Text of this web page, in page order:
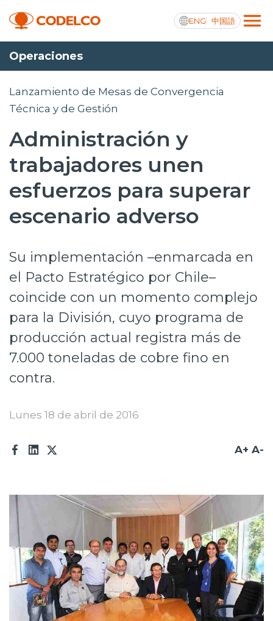
ENG 中国語
Transparencia activa
Nosotros
Operaciones
Proyectos
Sustentabilidad
Inversionistas
Prensa
Trabaja en Codelco
Transparencia activa
Canales de denuncia
Acceso trabajadores/as
Operaciones
Lanzamiento de Mesas de Convergencia
Técnica y de Gestión
Administración y
trabajadores unen
esfuerzos para superar
escenario adverso
Su implementación –enmarcada en
el Pacto Estratégico por Chile–
coincide con un momento complejo
para la División, cuyo programa de
producción actual registra más de
7.000 toneladas de cobre fino en
contra.
Lunes 18 de abril de 2016
A+ A-